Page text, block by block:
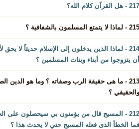
217 - هل القرآن كلام الله؟
215 - لماذا لا يتمتع المسلمون بالشفافية ؟
214 - لماذا الذين يدخلون إلى الإسلام حديثاً لا يحق
أن يتزوجوا من أبناء وبنات المسلمين ؟
213 - ما هى حقيقة الرب وصفاته ؟ وما هو الدين
والحقيقي ؟
212 - المسيح قال من يؤمنون بي سيحصلون على
فما الخطأ الذى فعله المسيح حتي لا يحدث هذا ؟